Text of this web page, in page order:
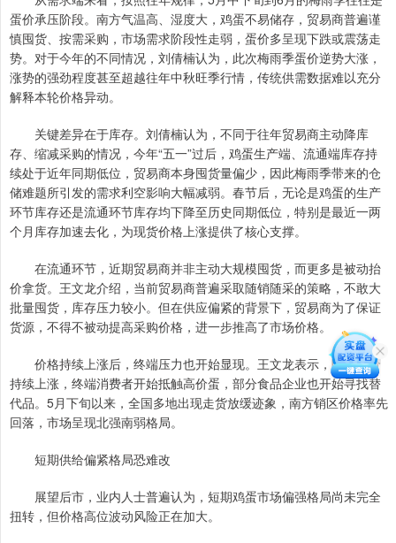
蛋价承压阶段。南方气温高、湿度大，鸡蛋不易储存，贸易商普遍谨
慎囤货、按需采购，市场需求阶段性走弱，蛋价多呈现下跌或震荡走
势。对于今年的不同情况，刘倩楠认为，此次梅雨季蛋价逆势大涨，
涨势的强劲程度甚至超越往年中秋旺季行情，传统供需数据难以充分
解释本轮价格异动。
关键差异在于库存。刘倩楠认为，不同于往年贸易商主动降库
存、缩减采购的情况，今年“五一”过后，鸡蛋生产端、流通端库存持
续处于近年同期低位，贸易商本身囤货量偏少，因此梅雨季带来的仓
储难题所引发的需求利空影响大幅减弱。春节后，无论是鸡蛋的生产
环节库存还是流通环节库存均下降至历史同期低位，特别是最近一两
个月库存加速去化，为现货价格上涨提供了核心支撑。
在流通环节，近期贸易商并非主动大规模囤货，而更多是被动抬
价拿货。王文龙介绍，当前贸易商普遍采取随销随采的策略，不敢大
批量囤货，库存压力较小。但在供应偏紧的背景下，贸易商为了保证
货源，不得不被动提高采购价格，进一步推高了市场价格。
价格持续上涨后，终端压力也开始显现。王文龙表示，随着蛋价
持续上涨，终端消费者开始抵触高价蛋，部分食品企业也开始寻找替
代品。5月下旬以来，全国多地出现走货放缓迹象，南方销区价格率先
回落，市场呈现北强南弱格局。
短期供给偏紧格局恐难改
展望后市，业内人士普遍认为，短期鸡蛋市场偏强格局尚未完全
扭转，但价格高位波动风险正在加大。